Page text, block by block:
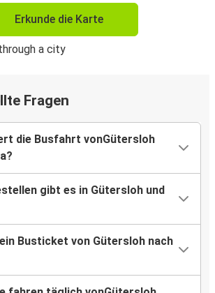
Erkunde die Karte
Fragen
die Busfahrt vonGütersloh
gibt es in Gütersloh und
Busticket von Gütersloh nach